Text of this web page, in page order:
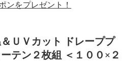
ンをプレゼント！
ＵＶカット ドレーププ
テン２枚組 ＜１００×２